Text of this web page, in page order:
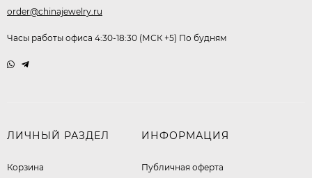
order@chinajewelry.ru
Часы работы офиса 4:30-18:30 (МСК +5) По будням
ЛИЧНЫЙ РАЗДЕЛ
Корзина
ИНФОРМАЦИЯ
Публичная оферта